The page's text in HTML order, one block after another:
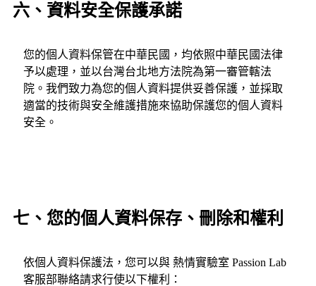
六、資料安全保護承諾
您的個人資料保管在中華民國，均依照中華民國法律
予以處理，並以台灣台北地方法院為第一審管轄法
院。我們致力為您的個人資料提供妥善保護，並採取
適當的技術與安全維護措施來協助保護您的個人資料
安全。
七、您的個人資料保存、刪除和權利
依個人資料保護法，您可以與 熱情實驗室 Passion Lab
客服部聯絡請求行使以下權利：